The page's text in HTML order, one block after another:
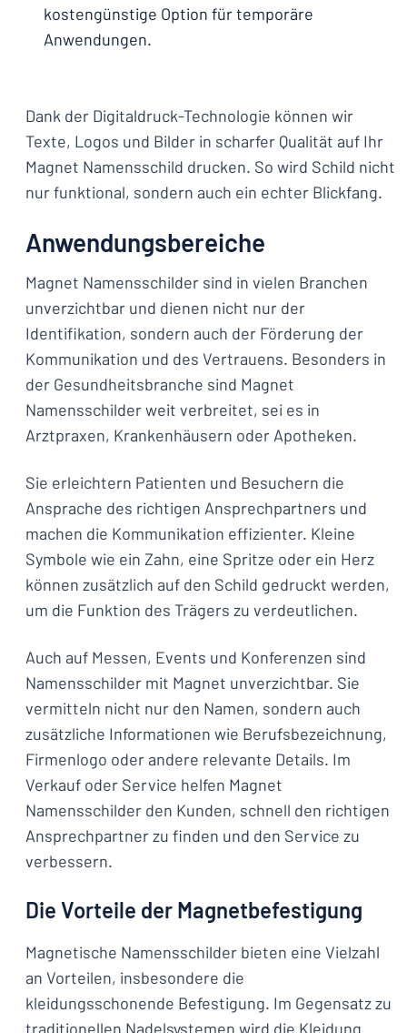
kostengünstige Option für temporäre
Anwendungen.
Dank der Digitaldruck-Technologie können wir
Texte, Logos und Bilder in scharfer Qualität auf Ihr
Magnet Namensschild drucken. So wird Schild nicht
nur funktional, sondern auch ein echter Blickfang.
Anwendungsbereiche
Magnet Namensschilder sind in vielen Branchen
unverzichtbar und dienen nicht nur der
Identifikation, sondern auch der Förderung der
Kommunikation und des Vertrauens. Besonders in
der Gesundheitsbranche sind Magnet
Namensschilder weit verbreitet, sei es in
Arztpraxen, Krankenhäusern oder Apotheken.
Sie erleichtern Patienten und Besuchern die
Ansprache des richtigen Ansprechpartners und
machen die Kommunikation effizienter. Kleine
Symbole wie ein Zahn, eine Spritze oder ein Herz
können zusätzlich auf den Schild gedruckt werden,
um die Funktion des Trägers zu verdeutlichen.
Auch auf Messen, Events und Konferenzen sind
Namensschilder mit Magnet unverzichtbar. Sie
vermitteln nicht nur den Namen, sondern auch
zusätzliche Informationen wie Berufsbezeichnung,
Firmenlogo oder andere relevante Details. Im
Verkauf oder Service helfen Magnet
Namensschilder den Kunden, schnell den richtigen
Ansprechpartner zu finden und den Service zu
verbessern.
Die Vorteile der Magnetbefestigung
Magnetische Namensschilder bieten eine Vielzahl
an Vorteilen, insbesondere die
kleidungsschonende Befestigung. Im Gegensatz zu
traditionellen Nadelsystemen wird die Kleidung